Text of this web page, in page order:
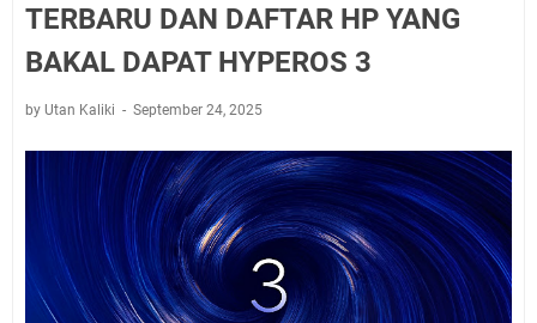
TERBARU DAN DAFTAR HP YANG
BAKAL DAPAT HYPEROS 3
by Utan Kaliki September 24, 2025